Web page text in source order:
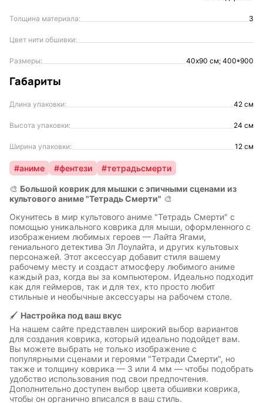
Толщина материала: 3
Цвет нити обшивки:
Размеры: 40х90 см; 400*900
Габариты
Длина упаковки: 42 см
Высота упаковки: 24 см
Ширина упаковки: 12 см
#аниме #фентези #тетрадьсмерти
🎨 Большой коврик для мышки с эпичными сценами из
культового аниме "Тетрадь Смерти" 🎨
Окунитесь в мир культового аниме "Тетрадь Смерти" с
помощью уникального коврика для мыши, оформленного с
изображением любимых героев — Лайта Ягами,
гениального детектива Эл Лоулайта, и других культовых
персонажей. Этот аксессуар добавит стиля вашему
рабочему месту и создаст атмосферу любимого аниме
каждый раз, когда вы за компьютером. Идеально подходит
как для геймеров, так и для тех, кто просто любит
стильные и необычные аксессуары на рабочем столе.
🖌️ Настройка под ваш вкус
На нашем сайте представлен широкий выбор вариантов
для создания коврика, который идеально подойдет вам.
Вы можете выбрать не только изображение с
популярными сценами и героями "Тетради Смерти", но
также и толщину коврика — 3 или 4 мм — чтобы подобрать
удобство использования под свои предпочтения.
Дополнительно доступен выбор цвета обшивки коврика,
чтобы он органично вписался в ваш стиль.